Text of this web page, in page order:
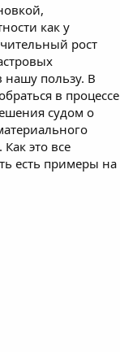
как у
рост
пользу. В
в процессе
судом о
это все
есть примеры на